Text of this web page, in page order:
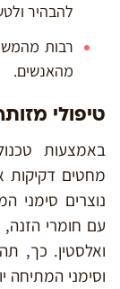
להבהיר
רבות
מהאנשים.
טיפולי
באמצעות
מחטים
נוצרים סימני
עם חומרי הזנה,
ואלסטין. כך,
וסימני המתיחה